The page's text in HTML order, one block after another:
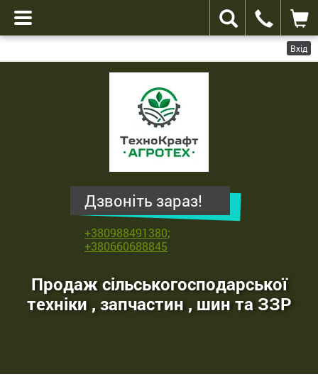
Вхід
сільськогосподарської
Дзвоніть зараз!
+380988491380;
+380660688845
Продаж сільськогосподарської
техніки , запчастин , шин та ЗЗР